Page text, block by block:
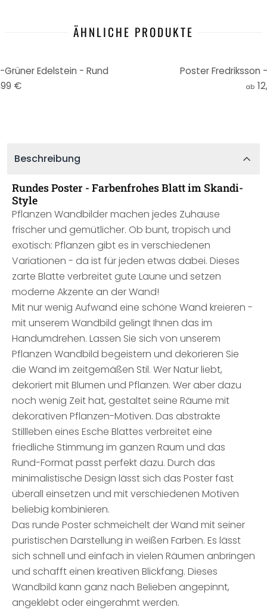
ÄHNLICHE PRODUKTE
Edelstein - Rund
€
Poster Fredriksson
ab
Beschreibung
Rundes Poster - Farbenfrohes Blatt im Skandi-
Style
Pflanzen Wandbilder machen jedes Zuhause
frischer und gemütlicher. Ob bunt, tropisch und
exotisch: Pflanzen gibt es in verschiedenen
Variationen - da ist für jeden etwas dabei. Dieses
zarte Blatte verbreitet gute Laune und setzen
moderne Akzente an der Wand!
Mit nur wenig Aufwand eine schöne Wand kreieren -
mit unserem Wandbild gelingt Ihnen das im
Handumdrehen. Lassen Sie sich von unserem
Pflanzen Wandbild begeistern und dekorieren Sie
die Wand im zeitgemäßen Stil. Wer Natur liebt,
dekoriert mit Blumen und Pflanzen. Wer aber dazu
noch wenig Zeit hat, gestaltet seine Räume mit
dekorativen Pflanzen-Motiven. Das abstrakte
Stillleben eines Esche Blattes verbreitet eine
friedliche Stimmung im ganzen Raum und das
Rund-Format passt perfekt dazu. Durch das
minimalistische Design lässt sich das Poster fast
überall einsetzen und mit verschiedenen Motiven
beliebig kombinieren.
Das runde Poster schmeichelt der Wand mit seiner
puristischen Darstellung in weißen Farben. Es lässt
sich schnell und einfach in vielen Räumen anbringen
und schafft einen kreativen Blickfang. Dieses
Wandbild kann ganz nach Belieben angepinnt,
angeklebt oder eingerahmt werden.